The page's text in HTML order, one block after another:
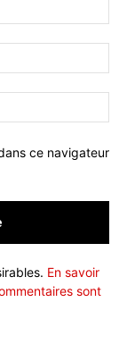
:*
:*
:
ce navigateur
En savoir
sont